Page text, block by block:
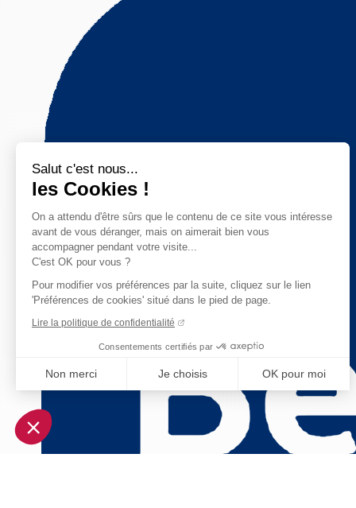
Salut c'est nous...
les Cookies !
On a attendu d'être sûrs que le contenu de ce site vous intéresse
avant de vous déranger, mais on aimerait bien vous
accompagner pendant votre visite...
C'est OK pour vous ?
Pour modifier vos préférences par la suite, cliquez sur le lien
'Préférences de cookies' situé dans le pied de page.
Lire la politique de confidentialité
Consentements certifiés par
Non merci Je choisis OK pour moi
Plateforme de Gestion du Consentement : Personnalisez
Notre plateforme vous permet d'adapter et de gérer vos